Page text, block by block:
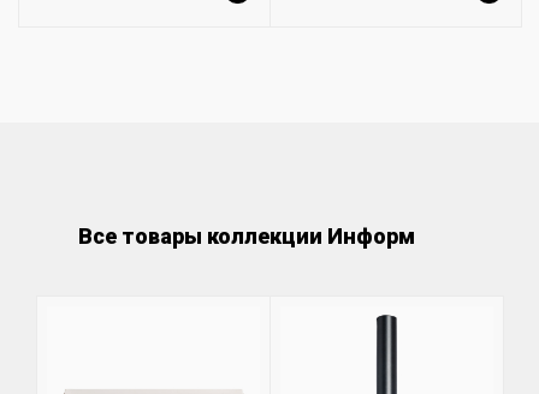
Все товары коллекции Информ